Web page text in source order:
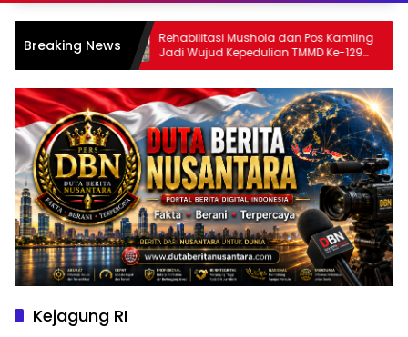
Breaking NewsRehabilitasi Mushola dan Pos Kamling
Jadi Wujud Kepedulian TMMD Ke-129
terhadap Kebutuhan Masyarakat
Kejagung RI